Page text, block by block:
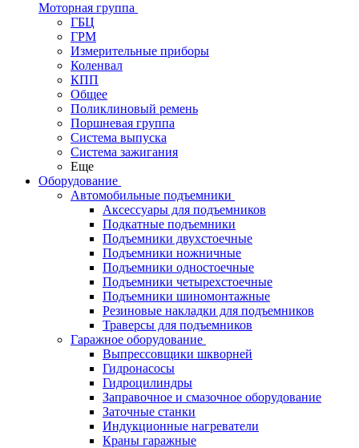
Моторная группа
ГБЦ
ГРМ
Измерительные приборы
Коленвал
КПП
Общее
Поликлиновый ремень
Поршневая группа
Система выпуска
Система зажигания
Еще
Оборудование
Автомобильные подъемники
Аксессуары для подъемников
Подкатные подъемники
Подъемники двухстоечные
Подъемники ножничные
Подъемники одностоечные
Подъемники четырехстоечные
Подъемники шиномонтажные
Резиновые накладки для подъемников
Траверсы для подъемников
Гаражное оборудование
Выпрессовщики шкворней
Гидронасосы
Гидроцилиндры
Заправочное и смазочное оборудование
Заточные станки
Индукционные нагреватели
Краны гаражные